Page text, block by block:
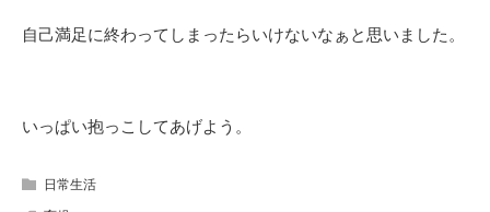
自己満足に終わってしまったらいけないなぁと思いました。
いっぱい抱っこしてあげよう。
日常生活